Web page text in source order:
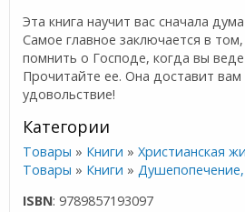
Эта книга научит вас сначала
Самое главное заключается в
помнить о Господе, когда вы
Прочитайте ее. Она доставит
удовольствие!
Категории
Товары » Книги »Христианская
Товары » Книги »
ISBN: 9789857193097